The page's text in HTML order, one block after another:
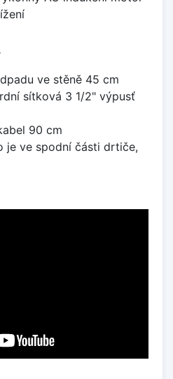
ve stěně 45 cm
sítková 3 1/2" výpusť
90 cm
je ve spodní části drtiče,